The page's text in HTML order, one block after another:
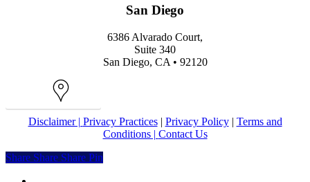
San Diego
6386 Alvarado Court,
Suite 340
San Diego, CA • 92120
Disclaimer | Privacy Practices| Privacy Policy| Terms and
Conditions | Contact Us
Share
Share Share Share Pin